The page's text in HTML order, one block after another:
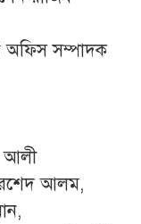
অফিস সম্পাদক
আলী
আলম,